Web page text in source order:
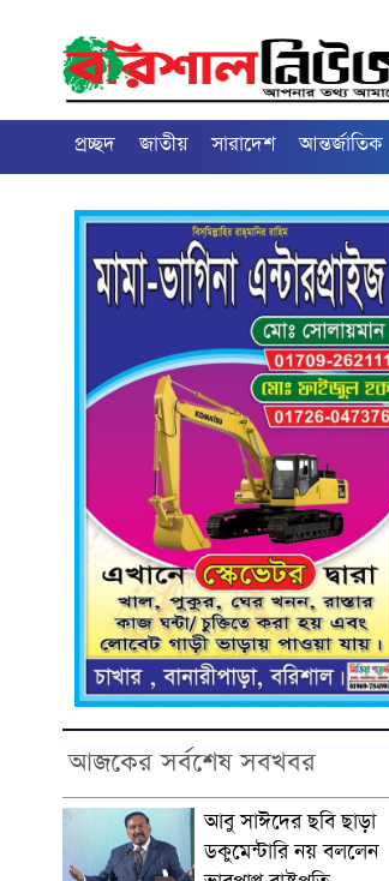
প্রচ্ছদ জাতীয় সারাদেশ আন্তর্জাতিক
আজকের সর্বশেষ সবখবর
আবু সাঈদের ছবি ছাড়া
ডকুমেন্টারি নয় বললেন